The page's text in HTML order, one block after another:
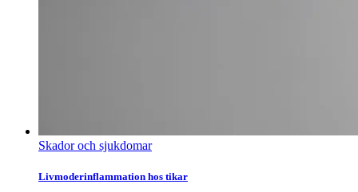
Skador och sjukdomar
Livmoderinflammation hos tikar